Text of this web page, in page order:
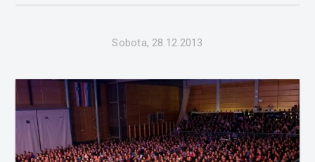
Sobota, 28.12.2013